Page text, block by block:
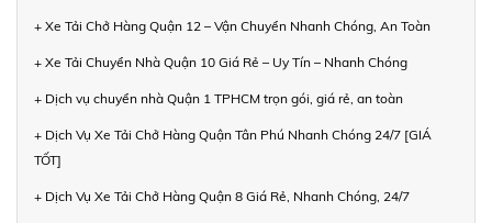
+ Xe Tải Chở Hàng Quận 12 – Vận Chuyển Nhanh Chóng, An Toàn
+ Xe Tải Chuyển Nhà Quận 10 Giá Rẻ – Uy Tín – Nhanh Chóng
+ Dịch vụ chuyển nhà Quận 1 TPHCM trọn gói, giá rẻ, an toàn
+ Dịch Vụ Xe Tải Chở Hàng Quận Tân Phú Nhanh Chóng 24/7 [GIÁ
TỐT]
+ Dịch Vụ Xe Tải Chở Hàng Quận 8 Giá Rẻ, Nhanh Chóng, 24/7